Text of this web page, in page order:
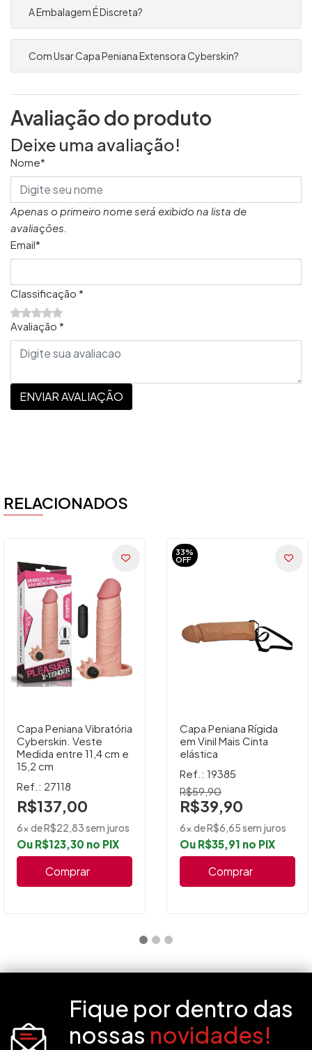
A Embalagem É Discreta?
Com Usar Capa Peniana Extensora Cyberskin?
Avaliação do produto
Deixe uma avaliação!
Nome*
Apenas o primeiro nome será exibido na lista de
avaliações.
Email*
Classificação *
Avaliação *
ENVIAR AVALIAÇÃO
RELACIONADOS
Capa Peniana Vibratória
Cyberskin. Veste
Medida entre 11,4 cm e
15,2 cm
Ref.: 27118
R$137,00
6x de R$22,83 sem juros
Ou R$123,30 no PIX
Comprar
33%
OFF
Capa Peniana Rígida
em Vinil Mais Cinta
elástica
Ref.: 19385
R$59,90
R$39,90
6x de R$6,65 sem juros
Ou R$35,91 no PIX
Comprar
Fique por dentro das
nossas novidades!